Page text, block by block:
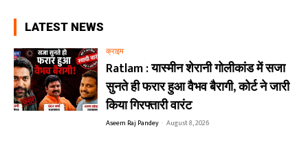
LATEST NEWS
क्राइम
Ratlam : यास्मीन शेरानी गोलीकांड में सजा
सुनते ही फरार हुआ वैभव बैरागी, कोर्ट ने जारी
किया गिरफ्तारी वारंट
Aseem Raj Pandey - August 8, 2026